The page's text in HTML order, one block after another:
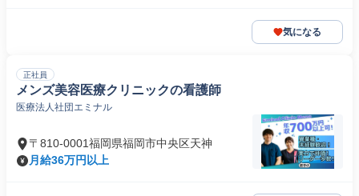
気になる
正社員
メンズ美容医療クリニックの看護師
医療法人社団エミナル
〒810-0001福岡県福岡市中央区天神
月給36万円以上